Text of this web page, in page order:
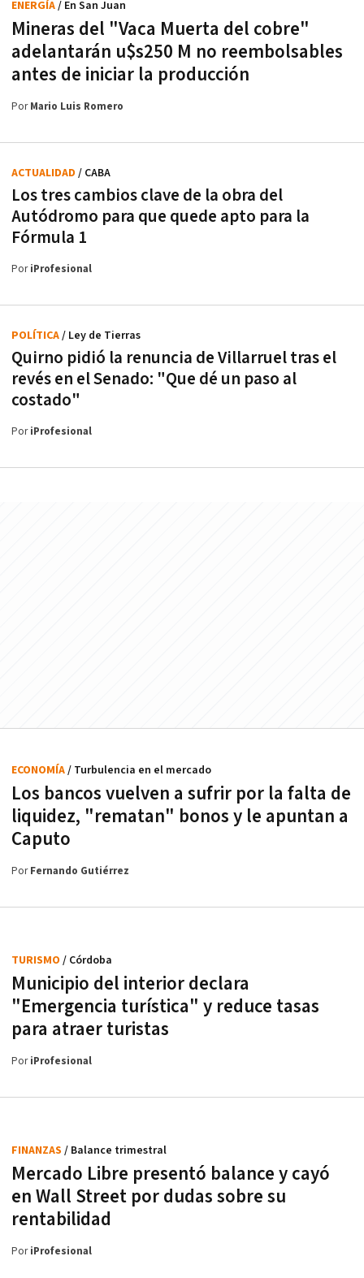
Mineras del "Vaca Muerta del cobre"
adelantarán u$s250 M no reembolsables
antes de iniciar la producción
ENERGÍA/ En San Juan
PorMario Luis Romero
Los tres cambios clave de la obra del
Autódromo para que quede apto para la
Fórmula 1
ACTUALIDAD / CABA
PoriProfesional
Quirno pidió la renuncia de Villarruel tras el
revés en el Senado: "Que dé un paso al
costado"
POLÍTICA/ Ley de Tierras
PoriProfesional
Los bancos vuelven a sufrir por la falta de
liquidez, "rematan" bonos y le apuntan a
Caputo
ECONOMÍA/ Turbulencia en el mercado
PorFernando Gutiérrez
Municipio del interior declara
"Emergencia turística" y reduce tasas
para atraer turistas
TURISMO / Córdoba
PoriProfesional
Mercado Libre presentó balance y cayó
en Wall Street por dudas sobre su
rentabilidad
FINANZAS / Balance trimestral
PoriProfesional